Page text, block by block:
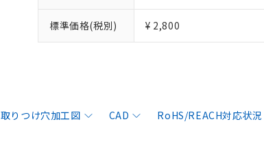
標準価格(税別) ¥ 2,800
取りつけ穴加工図 CAD RoHS/REACH対応状況